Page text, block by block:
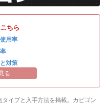
ちら
用率
対策
グる
イプと入手方法を掲載。カビゴン